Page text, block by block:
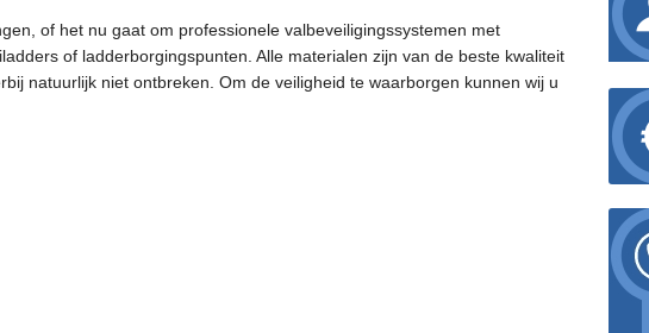
of het nu gaat om professionele valbeveiligingssystemen met
of ladderborgingspunten. Alle materialen zijn van de beste kwaliteit
natuurlijk niet ontbreken. Om de veiligheid te waarborgen kunnen wij u